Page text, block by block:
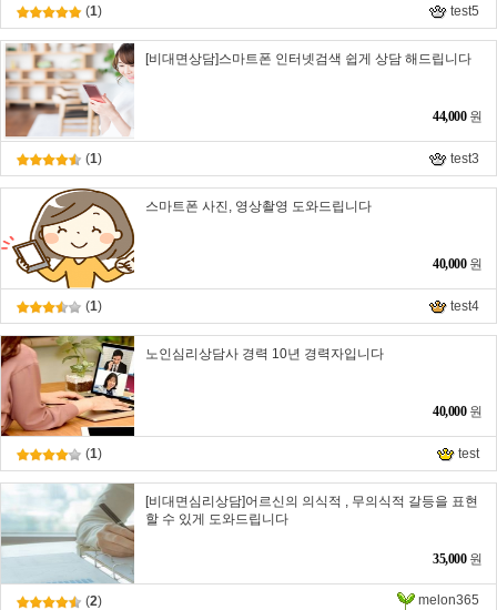
(1) test5
[비대면상담]스마트폰 인터넷검색 쉽게 상담 해드립니다
44,000 원
(1) test3
스마트폰 사진, 영상촬영 도와드립니다
40,000 원
(1) test4
노인심리상담사 경력 10년 경력자입니다
40,000 원
(1) test
[비대면심리상담]어르신의 의식적 , 무의식적 갈등을 표현
할 수 있게 도와드립니다
35,000 원
(2) melon365